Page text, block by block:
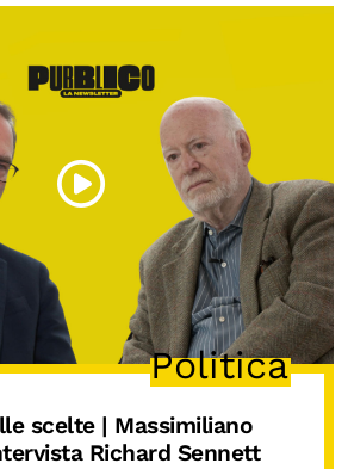
Politica
scelte | Massimiliano
Richard Sennett